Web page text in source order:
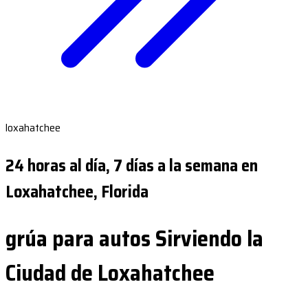
loxahatchee
24 horas al día, 7 días a la semana en
Loxahatchee, Florida
grúa para autos Sirviendo la
Ciudad de Loxahatchee